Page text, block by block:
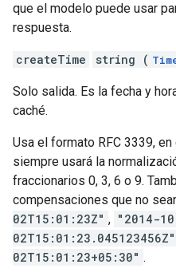
que el modelo puede usar
respuesta.
createTime string (
Solo salida. Es la fecha y
caché.
Usa el formato RFC 3339,
siempre usará la
fraccionarios 0, 3, 6 o 9.
compensaciones que no
02T15:01:23Z" , "2014-
02T15:01:23.045123456Z"
02T15:01:23+05:30" .